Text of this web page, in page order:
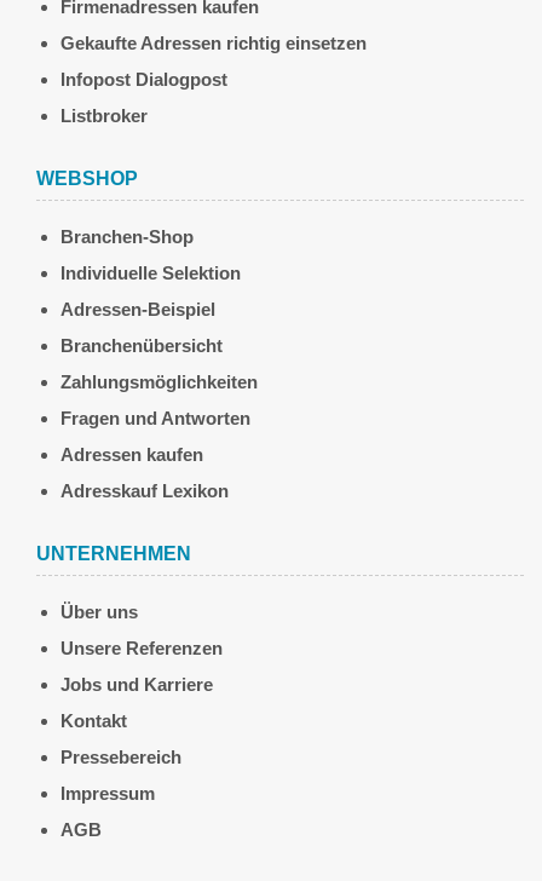
Firmenadressen kaufen
Gekaufte Adressen richtig einsetzen
Infopost Dialogpost
Listbroker
WEBSHOP
Branchen-Shop
Individuelle Selektion
Adressen-Beispiel
Branchenübersicht
Zahlungsmöglichkeiten
Fragen und Antworten
Adressen kaufen
Adresskauf Lexikon
UNTERNEHMEN
Über uns
Unsere Referenzen
Jobs und Karriere
Kontakt
Pressebereich
Impressum
AGB